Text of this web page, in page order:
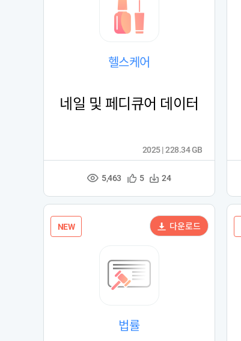
헬스케어
네일 및 페디큐어 데이터
조
수
5,463
관
등
록
5
다
수
24
2025 | 228.34 GB
NEW
법률
다운로드